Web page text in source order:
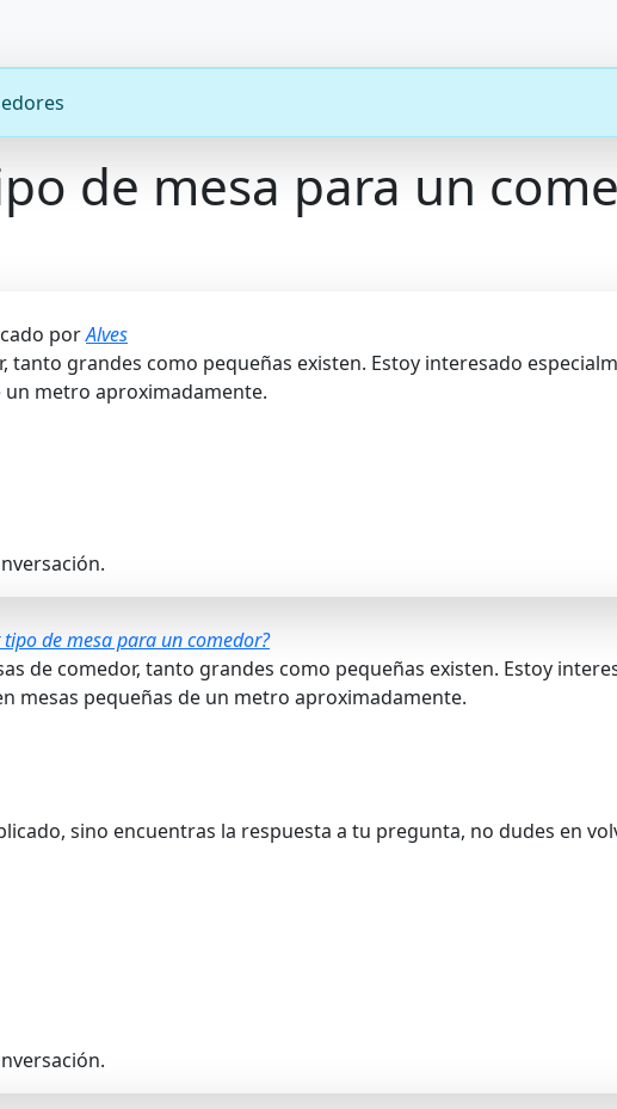
de mesa para un
porAlves
tanto grandes como pequeñas existen. Estoy interesado
un metro aproximadamente.
tipo de mesa para un comedor?
de comedor, tanto grandes como pequeñas existen. Estoy
mesas pequeñas de un metro aproximadamente.
sino encuentras la respuesta a tu pregunta, no dudes en